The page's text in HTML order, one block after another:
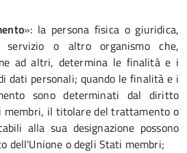
»: la persona fisica o giuridica,
o altro organismo che,
ad altri, determina le finalità e i
dati personali; quando le finalità e i
sono determinati dal diritto
membri, il titolare del trattamento o
alla sua designazione possono
dell'Unione o degli Stati membri;